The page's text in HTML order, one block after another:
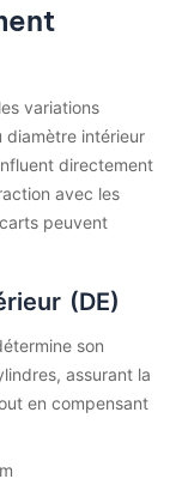
variations
diamètre intérieur
directement
avec les
peuvent
(DE)
son
assurant la
en compensant